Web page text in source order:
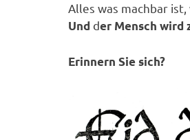
Alles was machbar
Und der Mensch wird
Erinnern Sie sich?